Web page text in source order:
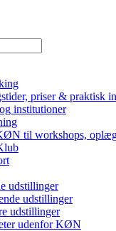
priser & praktisk
institutioner
til workshops, oplæg
udstillinger
udstillinger
udstillinger
udenfor KØN